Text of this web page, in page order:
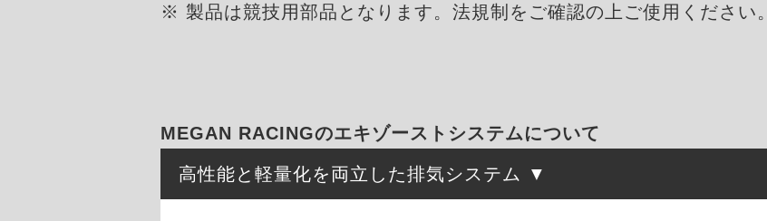
※ 製品は競技用部品となります。法規制をご確認の上ご使用ください。
MEGAN RACINGのエキゾーストシステムについて
高性能と軽量化を両立した排気システム